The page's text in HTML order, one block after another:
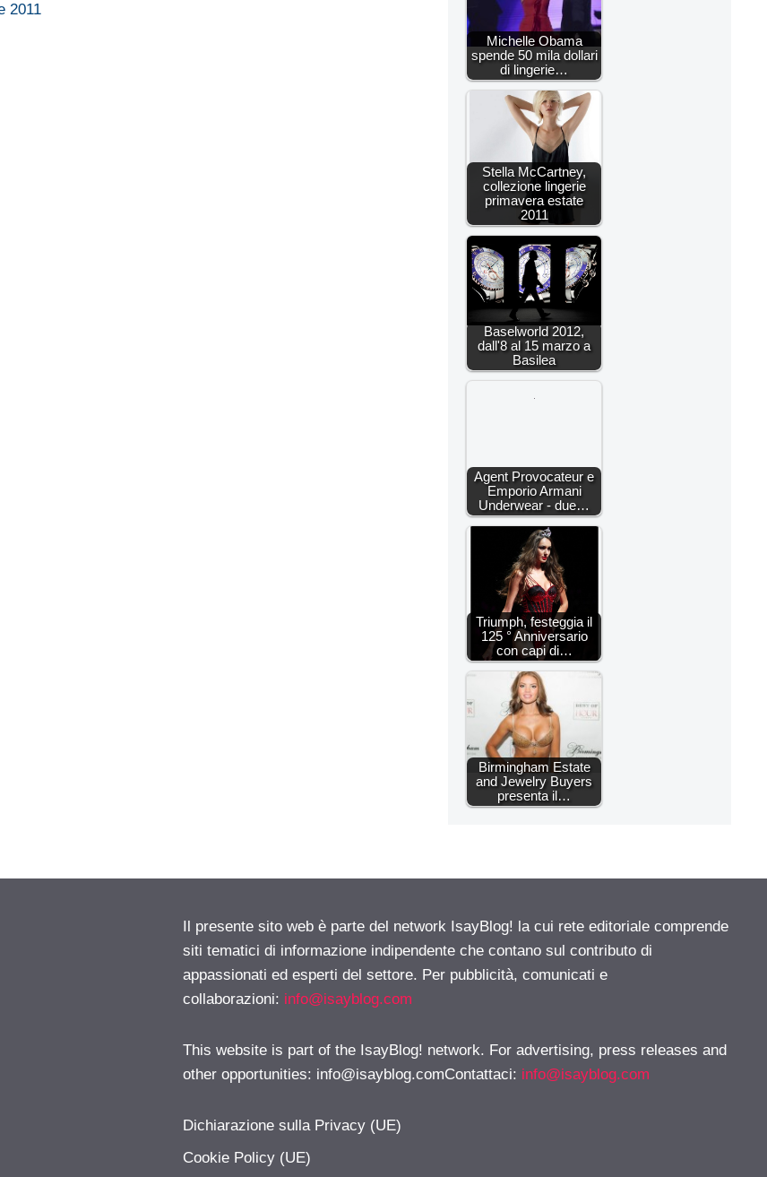
2011
Michelle Obama
spende 50 mila dollari
di lingerie…
Stella McCartney,
collezione lingerie
primavera estate
2011
Baselworld 2012,
dall'8 al 15 marzo a
Basilea
Agent Provocateur e
Emporio Armani
Underwear - due…
Triumph, festeggia il
125 ° Anniversario
con capi di…
Birmingham Estate
and Jewelry Buyers
presenta il…
Il presente sito web è parte del network IsayBlog! la cui rete editoriale comprende
siti tematici di informazione indipendente che contano sul contributo di
appassionati ed esperti del settore. Per pubblicità, comunicati e
collaborazioni: info@isayblog.com
This website is part of the IsayBlog! network. For advertising, press releases and
other opportunities: info@isayblog.comContattaci: info@isayblog.com
Dichiarazione sulla Privacy (UE)
Cookie Policy (UE)